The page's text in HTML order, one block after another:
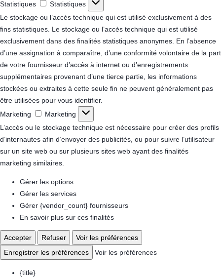
Statistiques
Statistiques
Le stockage ou l’accès technique qui est utilisé exclusivement à des
fins statistiques. Le stockage ou l’accès technique qui est utilisé
exclusivement dans des finalités statistiques anonymes. En l’absence
d’une assignation à comparaître, d’une conformité volontaire de la part
de votre fournisseur d’accès à internet ou d’enregistrements
supplémentaires provenant d’une tierce partie, les informations
stockées ou extraites à cette seule fin ne peuvent généralement pas
être utilisées pour vous identifier.
Marketing
Marketing
L’accès ou le stockage technique est nécessaire pour créer des profils
d’internautes afin d’envoyer des publicités, ou pour suivre l’utilisateur
sur un site web ou sur plusieurs sites web ayant des finalités
marketing similaires.
Gérer les options
Gérer les services
Gérer {vendor_count} fournisseurs
En savoir plus sur ces finalités
Accepter Refuser
Voir les préférences
Enregistrer les préférences
Voir les préférences
{title}